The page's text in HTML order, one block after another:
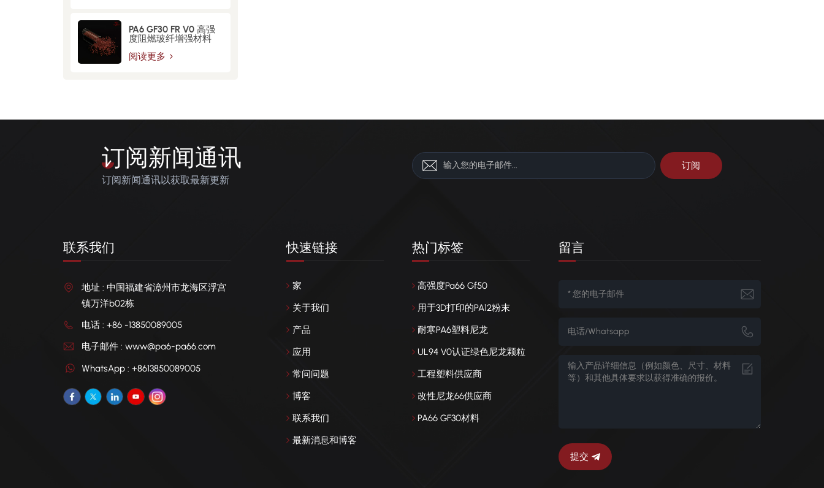
PA6 GF30 FR V0 高强
度阻燃玻纤增强材料
阅读更多
订阅新闻通讯
订阅新闻通讯以获取最新更新
联系我们
地址 : 中国福建省漳州市龙海区浮宫
镇万洋b02栋
电话 : +86 -13850089005
电子邮件 : www@pa6-pa66.com
WhatsApp : +8613850089005
快速链接
家
关于我们
产品
应用
常问问题
博客
联系我们
最新消息和博客
热门标签
高强度Pa66 Gf50
用于3D打印的PA12粉末
耐寒PA6塑料尼龙
UL94 V0认证绿色尼龙颗粒
工程塑料供应商
改性尼龙66供应商
PA66 GF30材料
留言
提交